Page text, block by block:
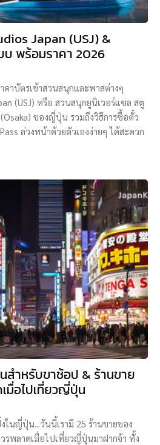
Japan (USJ) &
บ พร้อมราคา 2026
าบัตรเข้าสวนสนุกและพาสต่างๆ
(USJ) หรือ สวนสนุกยูนิเวอร์แซล สตู
ของญี่ปุ่น รวมถึงวิธีการซื้อตั๋ว
ล่วงหน้าด้วยตัวเองง่ายๆ ได้สะดวก
ำหรับขาช้อป & ร้านขาย
มื่อไปเที่ยวญี่ปุ่น
ในญี่ปุ่น...วันนี้เรามี 25 ร้านขายของ
พลาดเมื่อไปเที่ยวญี่ปุ่นมาฝากจ้า ทั้ง